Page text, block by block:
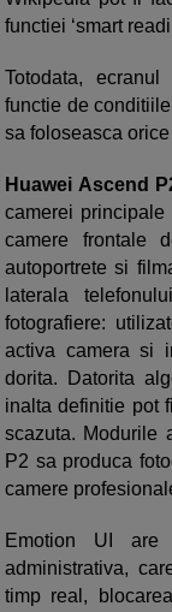
functiei ‘smart
Totodata,
functie de
sa foloseasca
Huawei Ascend
camerei
camere frontale
autoportrete si
laterala
fotografiere:
activa camera si
dorita. Datorita
inalta definitie pot
scazuta. Modurile
P2 sa produca
camere
Emotion UI are
administrativa,
timp real,